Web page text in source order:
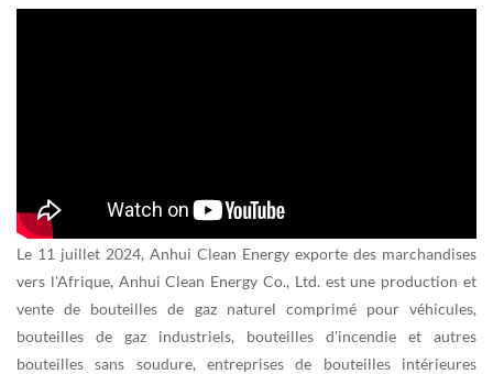
Le 11 juillet 2024, Anhui Clean Energy exporte des marchandises
vers l'Afrique, Anhui Clean Energy Co., Ltd. est une production et
vente de bouteilles de gaz naturel comprimé pour véhicules,
bouteilles de gaz industriels, bouteilles d'incendie et autres
bouteilles sans soudure, entreprises de bouteilles intérieures